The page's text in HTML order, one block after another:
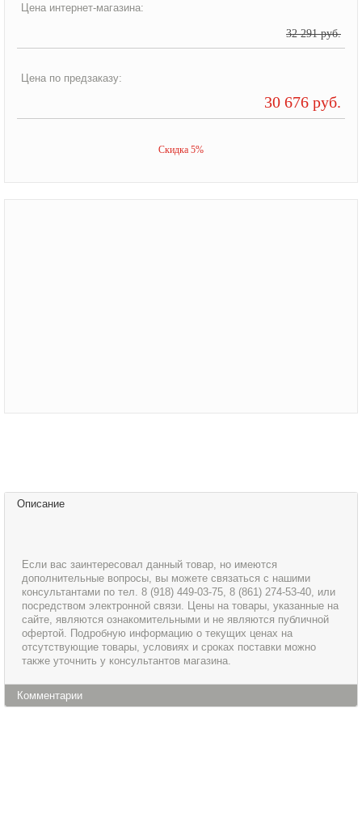
Цена интернет-магазина:
32 291 руб.
Цена по предзаказу:
30 676 руб.
Скидка 5%
Описание
Если вас заинтересовал данный товар, но имеются
дополнительные вопросы, вы можете связаться с нашими
консультантами по тел. 8 (918) 449-03-75, 8 (861) 274-53-40, или
посредством электронной связи. Цены на товары, указанные на
сайте, являются ознакомительными и не являются публичной
офертой. Подробную информацию о текущих ценах на
отсутствующие товары, условиях и сроках поставки можно
также уточнить у консультантов магазина.
Комментарии